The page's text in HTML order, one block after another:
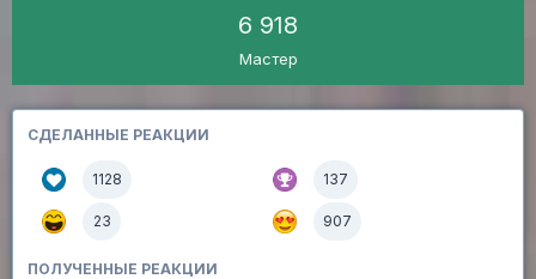
6 918
Мастер
СДЕЛАННЫЕ РЕАКЦИИ
1128 137
23 907
ПОЛУЧЕННЫЕ РЕАКЦИИ